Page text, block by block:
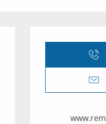
Orari